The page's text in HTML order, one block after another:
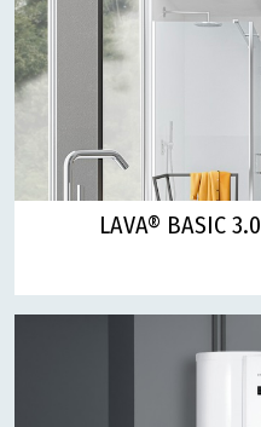
LAVA® BASIC